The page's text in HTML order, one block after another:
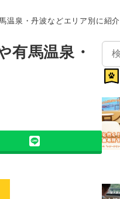
温泉・丹波などエリア別に紹介
有馬温泉・
検
索